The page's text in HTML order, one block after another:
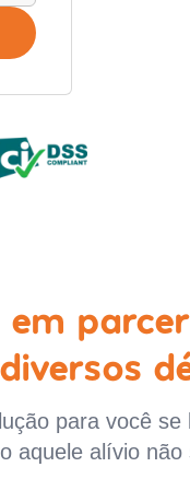
diversos
para você
aquele alívio